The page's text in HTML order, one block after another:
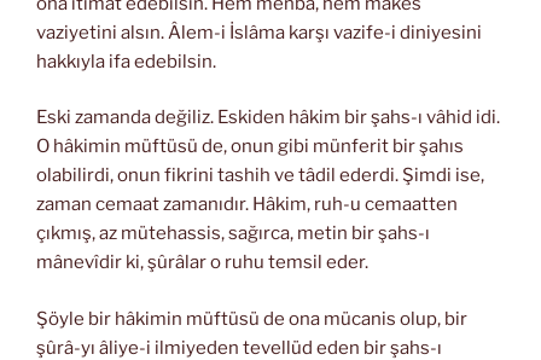
vaziyetini alsın. Âlem-i İslâma karşı vazife-i diniyesini
hakkıyla ifa edebilsin.
Eski zamanda değiliz. Eskiden hâkim bir şahs-ı vâhid idi.
O hâkimin müftüsü de, onun gibi münferit bir şahıs
olabilirdi, onun fikrini tashih ve tâdil ederdi. Şimdi ise,
zaman cemaat zamanıdır. Hâkim, ruh-u cemaatten
çıkmış, az mütehassis, sağırca, metin bir şahs-ı
mânevîdir ki, şûrâlar o ruhu temsil eder.
Şöyle bir hâkimin müftüsü de ona mücanis olup, bir
şûrâ-yı âliye-i ilmiyeden tevellüd eden bir şahs-ı